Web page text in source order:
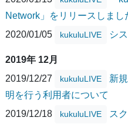
Network」をリリースしまし
2020/01/05
kukuluLIVE シ
2019年 12月
2019/12/27
kukuluLIVE
新
明を行う利用者について
2019/12/18
kukuluLIVE
ス